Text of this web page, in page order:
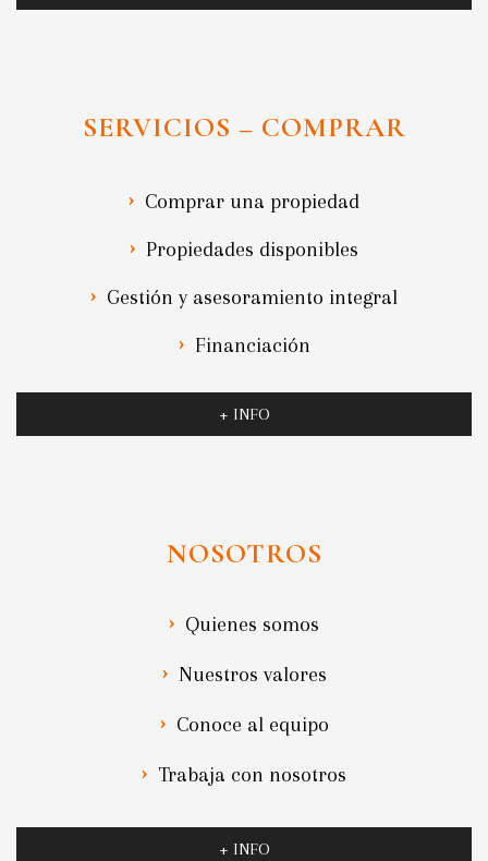
SERVICIOS – COMPRAR
Comprar una propiedad
Propiedades disponibles
Gestión y asesoramiento integral
Financiación
+ INFO
NOSOTROS
Quienes somos
Nuestros valores
Conoce al equipo
Trabaja con nosotros
+ INFO